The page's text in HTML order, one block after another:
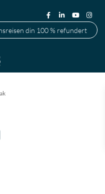
din 100 % refundert